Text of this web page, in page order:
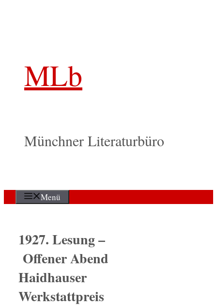
MLb
Münchner Literaturbüro
Menü
1927. Lesung –
Offener Abend
Haidhauser
Werkstattpreis